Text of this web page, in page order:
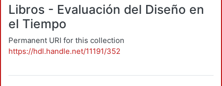
Libros - Evaluación del Diseño en
el Tiempo
Permanent URI for this collection
https://hdl.handle.net/11191/352